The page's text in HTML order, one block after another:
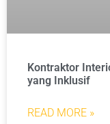
Kontraktor
yang Inklusif
READ MORE »